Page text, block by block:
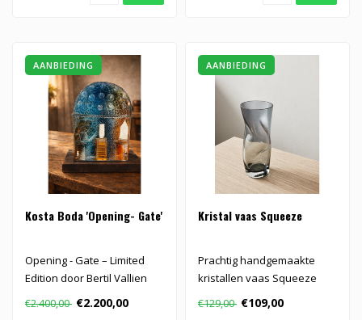
AANBIEDING
Kosta Boda 'Opening- Gate'
Opening - Gate – Limited
Edition door Bertil Vallien
voor Kosta Boda (60 stuks..
€2.400,00 €2.200,00
AANBIEDING
Kristal vaas Squeeze
Prachtig handgemaakte
kristallen vaas Squeeze
€129,00 €109,00